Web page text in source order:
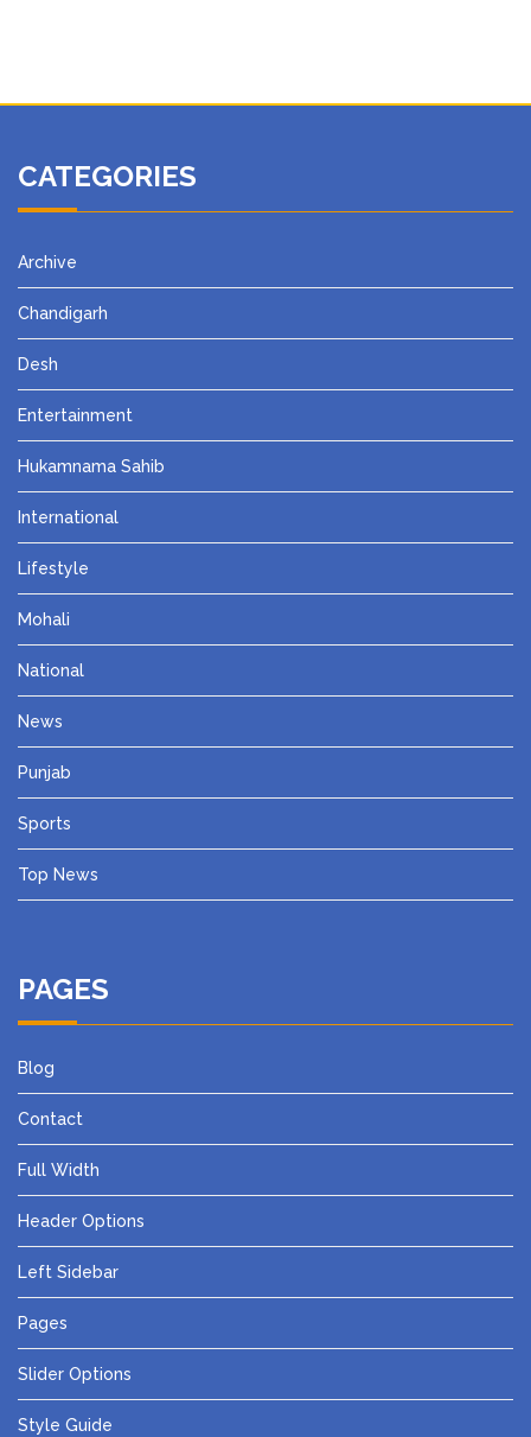
CATEGORIES
Archive
Chandigarh
Desh
Entertainment
Hukamnama Sahib
International
Lifestyle
Mohali
National
News
Punjab
Sports
Top News
PAGES
Blog
Contact
Full Width
Header Options
Left Sidebar
Pages
Slider Options
Style Guide